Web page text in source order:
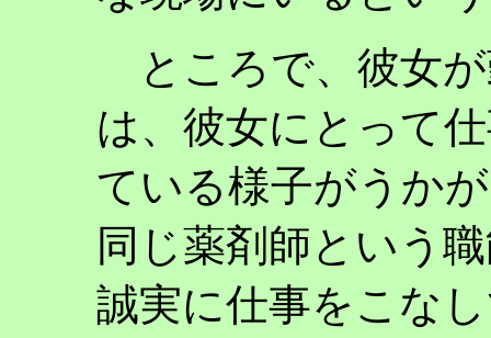
ところで、彼女
は、彼女にとって
ている様子がうか
同じ薬剤師という
誠実に仕事をこな